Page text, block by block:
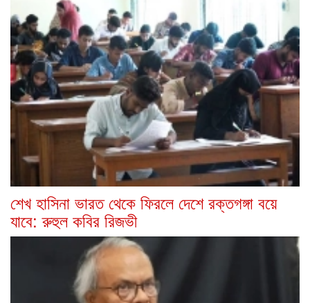
শেখ হাসিনা ভারত থেকে ফিরলে দেশে রক্তগঙ্গা বয়ে
যাবে: রুহুল কবির রিজভী